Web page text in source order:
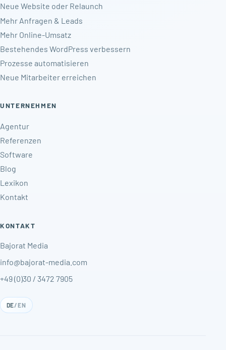
Neue Website oder Relaunch
Mehr Anfragen & Leads
Mehr Online-Umsatz
Bestehendes WordPress verbessern
Prozesse automatisieren
Neue Mitarbeiter erreichen
UNTERNEHMEN
Agentur
Referenzen
Software
Blog
Lexikon
Kontakt
KONTAKT
Bajorat Media
info@bajorat-media.com
+49 (0)30 / 3472 7905
DE/EN